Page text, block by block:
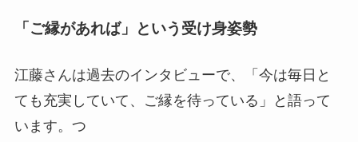
「ご縁があれば」という受け身姿勢
江藤さんは過去のインタビューで、「今は毎日と
ても充実していて、ご縁を待っている」と語って
います。つ